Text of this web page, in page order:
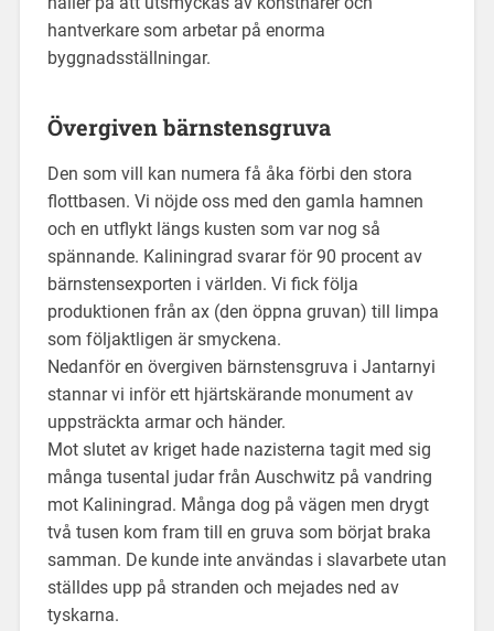
hantverkare som arbetar på enorma
byggnadsställningar.
Övergiven bärnstensgruva
Den som vill kan numera få åka förbi den stora
flottbasen. Vi nöjde oss med den gamla hamnen
och en utflykt längs kusten som var nog så
spännande. Kaliningrad svarar för 90 procent av
bärnstensexporten i världen. Vi fick följa
produktionen från ax (den öppna gruvan) till limpa
som följaktligen är smyckena.
Nedanför en övergiven bärnstensgruva i Jantarnyi
stannar vi inför ett hjärtskärande monument av
uppsträckta armar och händer.
Mot slutet av kriget hade nazisterna tagit med sig
många tusental judar från Auschwitz på vandring
mot Kaliningrad. Många dog på vägen men drygt
två tusen kom fram till en gruva som börjat braka
samman. De kunde inte användas i slavarbete utan
ställdes upp på stranden och mejades ned av
tyskarna.